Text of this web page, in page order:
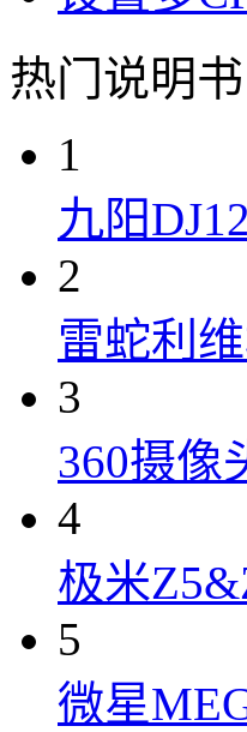
热门说明书
1
九阳
2
雷蛇利
3
360摄像
4
极米
5
微星